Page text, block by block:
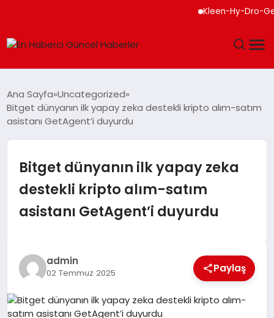
Kleen-Hy-Dro-Gen
SPOR
TEKNOLOJI
MAGAZIN
EKONOMI
EĞITIM
Ana Sayfa Uncategorized
Bitget dünyanın ilk yapay zeka destekli kripto alım-satım
asistanı GetAgent’i duyurdu
Bitget dünyanın ilk yapay zeka
destekli kripto alım-satım
asistanı GetAgent’i duyurdu
admin
02 Temmuz 2025 Paylaş